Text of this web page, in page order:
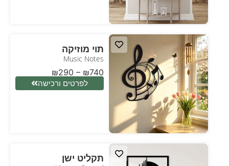
תוי מוזיקה
Music Notes
₪290 – ₪740
לפרטים ורכישה
תקליט ישן